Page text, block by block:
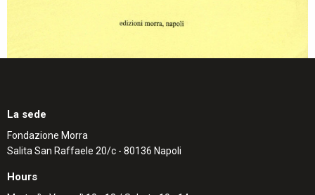
La sede
Fondazione Morra
Salita San Raffaele 20/c - 80136 Napoli
Hours